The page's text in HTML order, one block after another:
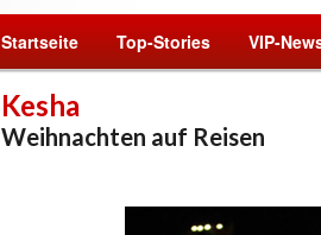
Startseite Top-Stories VIP-
Kesha
Weihnachten auf Reisen